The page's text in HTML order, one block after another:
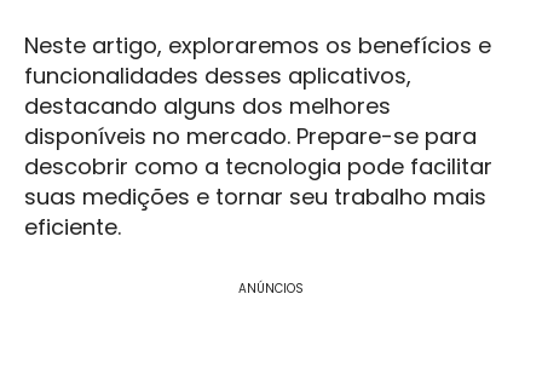
Neste artigo, exploraremos os benefícios e
funcionalidades desses aplicativos,
destacando alguns dos melhores
disponíveis no mercado. Prepare-se para
descobrir como a tecnologia pode facilitar
suas medições e tornar seu trabalho mais
eficiente.
ANÚNCIOS